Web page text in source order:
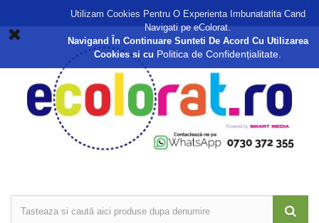
Autentificare
Utilizam Cookies Pentru O Experienta Imbunatatita Cand
Navigati pe eColorat.
Navigand În Continuare Sunteti De Acord Cu Utilizarea
Cookies si cu Politica de Confidențialitate.